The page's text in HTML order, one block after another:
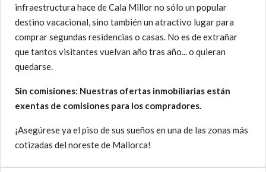
infraestructura hace de Cala Millor no sólo un popular
destino vacacional, sino también un atractivo lugar para
comprar segundas residencias o casas. No es de extrañar
que tantos visitantes vuelvan año tras año... o quieran
quedarse.
Sin comisiones: Nuestras ofertas inmobiliarias están
exentas de comisiones para los compradores.
¡Asegúrese ya el piso de sus sueños en una de las zonas más
cotizadas del noreste de Mallorca!